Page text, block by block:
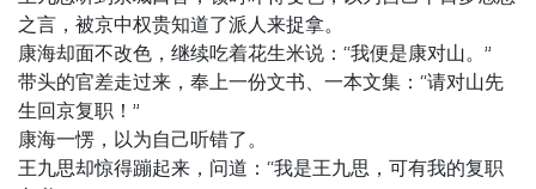
之言，被京中权贵知道了派人来捉拿。
康海却面不改色，继续吃着花生米说：“我便是康对山。”
带头的官差走过来，奉上一份文书、一本文集：“请对山先
生回京复职！”
康海一愣，以为自己听错了。
王九思却惊得蹦起来，问道：“我是王九思，可有我的复职